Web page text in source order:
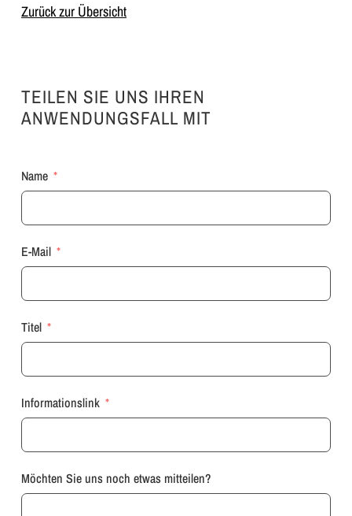
Zurück zur Übersicht
TEILEN SIE UNS IHREN
ANWENDUNGSFALL MIT
Name
E-Mail
Titel
Informationslink
Möchten Sie uns noch etwas mitteilen?